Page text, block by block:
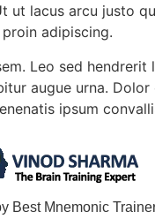
lacus arcu justo
adipiscing.
Leo sed
augue urna.
ipsum
Best Mnemonic